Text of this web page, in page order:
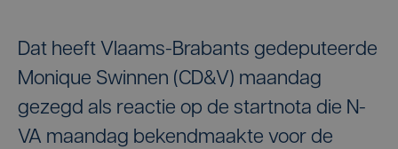
Dat heeft Vlaams-Brabants gedeputeerde
Monique Swinnen (CD&V) maandag
gezegd als reactie op de startnota die N-
VA maandag bekendmaakte voor de